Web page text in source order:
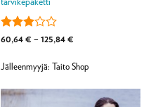
Arvostelu
3 / 5
60,64€ – 125,84€Hintaluokka:
125,84 €
Jälleenmyyjä: Taito Shop